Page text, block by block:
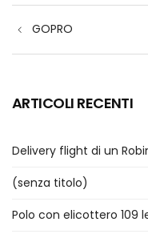
articoli
GOPRO
ARTICOLI RECENTI
Delivery flight di un
(senza titolo)
Polo con elicottero 109